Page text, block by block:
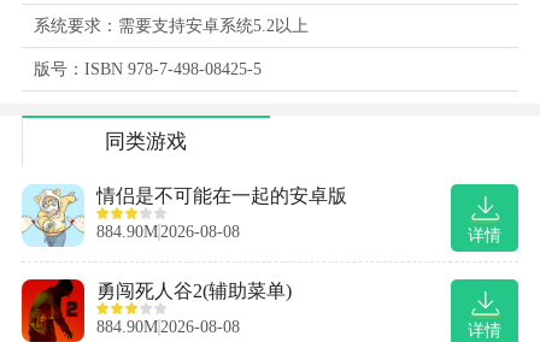
系统要求：需要支持安卓系统5.2以上
版号：ISBN 978-7-498-08425-5
同类游戏
详情
情侣是不可能在一起的安卓版
884.90M2026-08-08
详情
勇闯死人谷2(辅助菜单)
884.90M2026-08-08